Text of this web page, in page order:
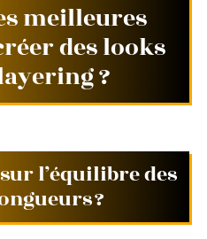
meilleures
des looks
?
l’équilibre des
?